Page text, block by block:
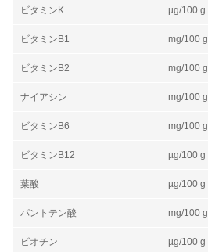
ビタミンK µg/100 g
ビタミンB1 mg/100 g
ビタミンB2 mg/100 g
ナイアシン mg/100 g
ビタミンB6 mg/100 g
ビタミンB12 µg/100 g
葉酸 µg/100 g
パントテン酸 mg/100 g
ビオチン µg/100 g